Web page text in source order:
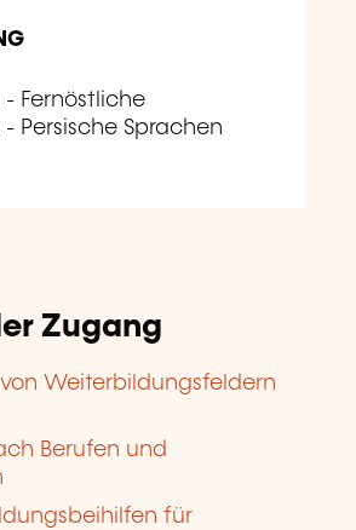
- Fernöstliche
Persische Sprachen
Zugang
Weiterbildungsfeldern
Berufen und
für